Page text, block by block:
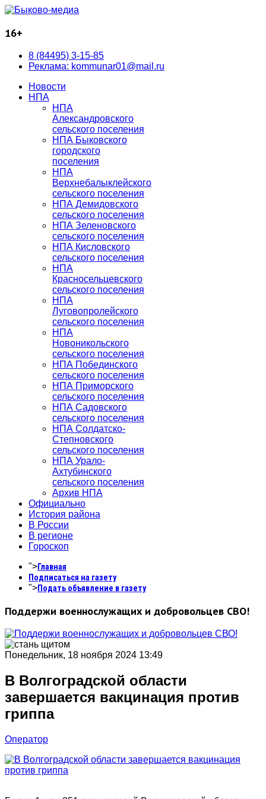
16+
8 (84495) 3-15-85
Реклама: kommunar01@mail.ru
Новости
НПА
НПА
Александровского
сельского поселения
НПА Быковского
городского
поселения
НПА
Верхнебалыклейского
сельского поселения
НПА Демидовского
сельского поселения
НПА Зеленовского
сельского поселения
НПА Кисловского
сельского поселения
НПА
Красносельцевского
сельского поселения
НПА
Луговопролейского
сельского поселения
НПА
Новоникольского
сельского поселения
НПА Побединского
сельского поселения
НПА Приморского
сельского поселения
НПА Садовского
сельского поселения
НПА Солдатско-
Степновского
сельского поселения
НПА Урало-
Ахтубинского
сельского поселения
Архив НПА
Официально
История района
В России
В регионе
Гороскоп
">Главная
Подписаться на газету
">Подать объявление в газету
Поддержи военнослужащих и добровольцев СВО!
Понедельник, 18 ноября 2024 13:49
В Волгоградской области
завершается вакцинация против
гриппа
Оператор